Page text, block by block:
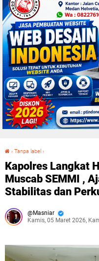
› Tanpa label ›
Kapolres Langkat
Muscab SEMMI ,
Stabilitas dan
Masniar
Kamis, 05 Maret 2026,